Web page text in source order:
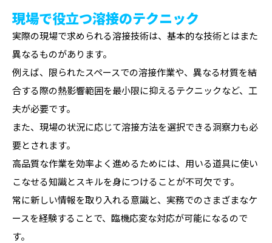
現場で役立つ溶接のテクニック
実際の現場で求められる溶接技術は、基本的な技術とはまた
異なるものがあります。
例えば、限られたスペースでの溶接作業や、異なる材質を結
合する際の熱影響範囲を最小限に抑えるテクニックなど、工
夫が必要です。
また、現場の状況に応じて溶接方法を選択できる洞察力も必
要とされます。
高品質な作業を効率よく進めるためには、用いる道具に使い
こなせる知識とスキルを身につけることが不可欠です。
常に新しい情報を取り入れる意識と、実務でのさまざまなケ
ースを経験することで、臨機応変な対応が可能になるので
す。